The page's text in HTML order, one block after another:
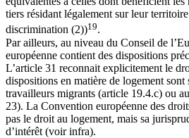
tiers résidant légalement sur leur
discrimination (2))19.
Par ailleurs, au niveau du Conseil de
européenne contient des dispositions
L’article 31 reconnait explicitement le
dispositions en matière de logement
travailleurs migrants (article 19.4.c) ou
23). La Convention européenne des
pas le droit au logement, mais sa
d’intérêt (voir infra).